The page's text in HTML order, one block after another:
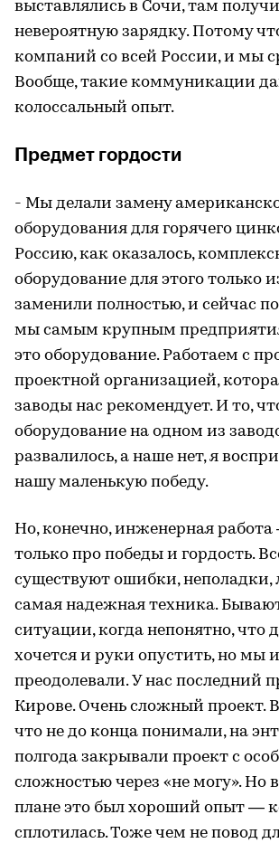
выставлялись в Сочи, там
невероятную зарядку. Потому
компаний со всей России, и мы
Вообще, такие коммуникации
колоссальный опыт.
Предмет гордости
- Мы делали замену
оборудования для горячего
Россию, как оказалось,
оборудование для этого только
заменили полностью, и сейчас
мы самым крупным
это оборудование. Работаем с
проектной организацией,
заводы нас рекомендует. И то,
оборудование на одном из
развалилось, а наше нет, я
нашу маленькую победу.
Но, конечно, инженерная работа
только про победы и гордость.
существуют ошибки, неполадки,
самая надежная техника.
ситуации, когда непонятно, что
хочется и руки опустить, но мы
преодолевали. У нас последний
Кирове. Очень сложный проект.
что не до конца понимали, на
полгода закрывали проект с
сложностью через «не могу». Но
плане это был хороший опыт —
сплотилась. Тоже чем не повод